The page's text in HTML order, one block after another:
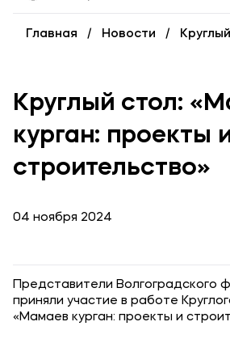
Карьера
Институт дополнительного
Среднее профессиональное
Высшее образование
Дополнительное образование
Медиа
Новости
Главная Новости Круглый стол:
Круглый стол:
курган: проекты
строительство»
04 ноября 2024
Представители
приняли участие в работе
«Мамаев курган: проекты и